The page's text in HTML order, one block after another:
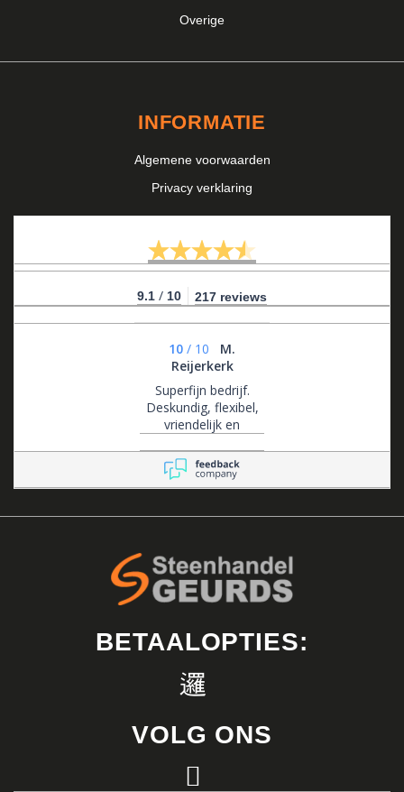
Overige
INFORMATIE
Algemene voorwaarden
Privacy verklaring
9.1 / 10 217 reviews
10 / 10
M.
Reijerkerk
Superfijn bedrijf.
Deskundig, flexibel,
vriendelijk en
BETAALOPTIES:
VOLG ONS